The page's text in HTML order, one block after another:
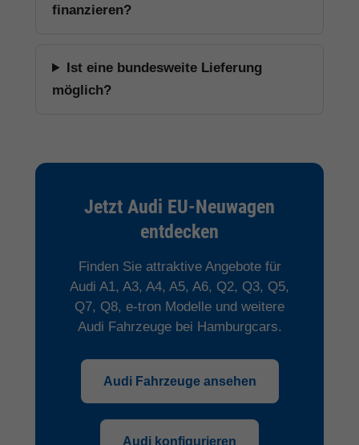
finanzieren?
Ist eine bundesweite Lieferung
möglich?
Jetzt Audi EU-Neuwagen
entdecken
Finden Sie attraktive Angebote für
Audi A1, A3, A4, A5, A6, Q2, Q3, Q5,
Q7, Q8, e-tron Modelle und weitere
Audi Fahrzeuge bei Hamburgcars.
Audi Fahrzeuge ansehen
Audi konfigurieren